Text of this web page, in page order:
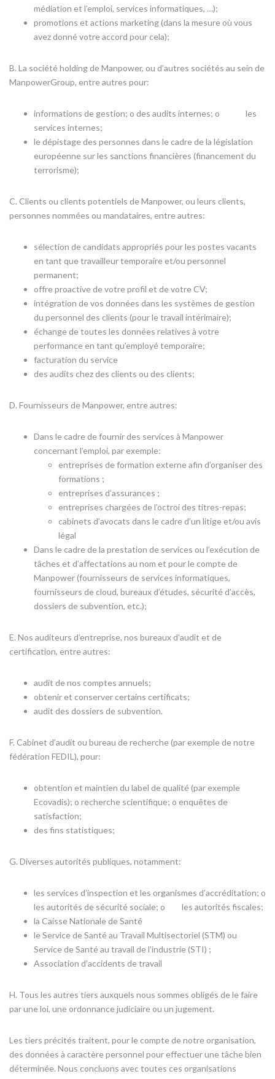
médiation et l’emploi, services informatiques, …);
promotions et actions marketing (dans la mesure où vous
avez donné votre accord pour cela);
B. La société holding de Manpower, ou d’autres sociétés au sein de
ManpowerGroup, entre autres pour:
informations de gestion; o des audits internes; o les
services internes;
le dépistage des personnes dans le cadre de la législation
européenne sur les sanctions financières (financement du
terrorisme);
C. Clients ou clients potentiels de Manpower, ou leurs clients,
personnes nommées ou mandataires, entre autres:
sélection de candidats appropriés pour les postes vacants
en tant que travailleur temporaire et/ou personnel
permanent;
offre proactive de votre profil et de votre CV;
intégration de vos données dans les systèmes de gestion
du personnel des clients (pour le travail intérimaire);
échange de toutes les données relatives à votre
performance en tant qu’employé temporaire;
facturation du service
des audits chez des clients ou des clients;
D. Fournisseurs de Manpower, entre autres:
Dans le cadre de fournir des services à Manpower
concernant l’emploi, par exemple:
entreprises de formation externe afin d’organiser des
formations ;
entreprises d’assurances ;
entreprises chargées de l’octroi des titres-repas;
cabinets d’avocats dans le cadre d’un litige et/ou avis
légal
Dans le cadre de la prestation de services ou l’exécution de
tâches et d’affectations au nom et pour le compte de
Manpower (fournisseurs de services informatiques,
fournisseurs de cloud, bureaux d’études, sécurité d’accès,
dossiers de subvention, etc.);
E. Nos auditeurs d’entreprise, nos bureaux d’audit et de
certification, entre autres:
audit de nos comptes annuels;
obtenir et conserver certains certificats;
audit des dossiers de subvention.
F. Cabinet d’audit ou bureau de recherche (par exemple de notre
fédération FEDIL), pour:
obtention et maintien du label de qualité (par exemple
Ecovadis); o recherche scientifique; o enquêtes de
satisfaction;
des fins statistiques;
G. Diverses autorités publiques, notamment:
les services d’inspection et les organismes d’accréditation; o
les autorités de sécurité sociale; o les autorités fiscales;
la Caisse Nationale de Santé
le Service de Santé au Travail Multisectoriel (STM) ou
Service de Santé au travail de l’industrie (STI) ;
Association d’accidents de travail
H. Tous les autres tiers auxquels nous sommes obligés de le faire
par une loi, une ordonnance judiciaire ou un jugement.
Les tiers précités traitent, pour le compte de notre organisation,
des données à caractère personnel pour effectuer une tâche bien
déterminée. Nous concluons avec toutes ces organisations